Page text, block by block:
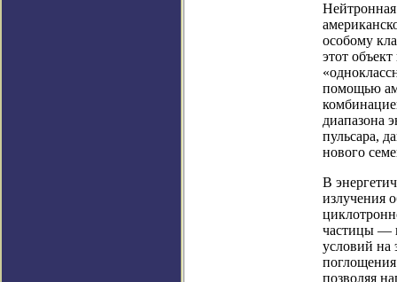
Нейтронная
особому
этот
помощью
диапазона
пульсара,
нового
В
излучения
частицы —
условий на
позволяя